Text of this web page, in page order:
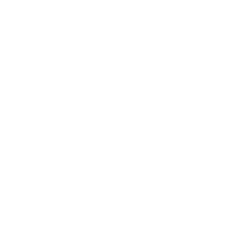
z odpovědně a
Výrobky s tímto
hospodaření